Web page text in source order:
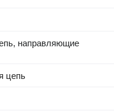
направляющие
цепь